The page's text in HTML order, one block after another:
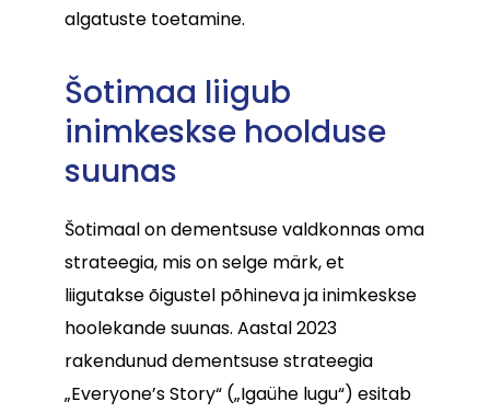
algatuste toetamine.
Šotimaa liigub
inimkeskse hoolduse
suunas
Šotimaal on dementsuse valdkonnas oma
strateegia, mis on selge märk, et
liigutakse õigustel põhineva ja inimkeskse
hoolekande suunas. Aastal 2023
rakendunud dementsuse strateegia
„Everyone’s Story“ („Igaühe lugu“) esitab